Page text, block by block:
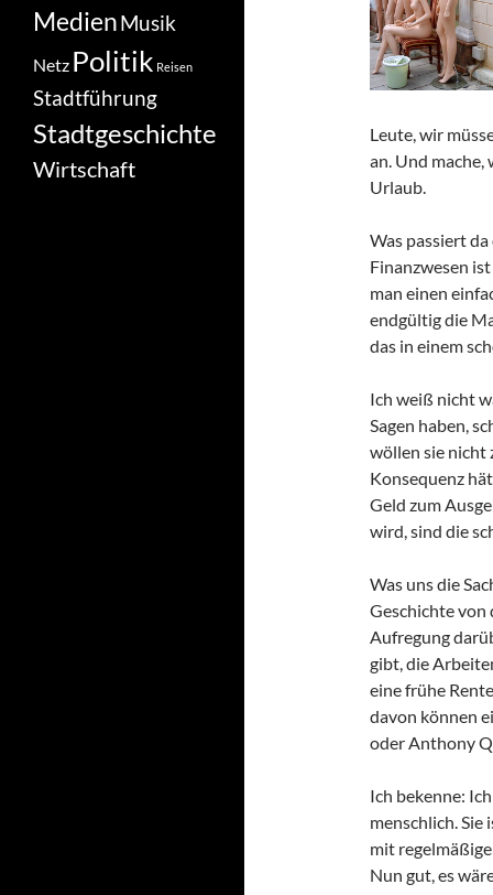
Leute, wir
an. Und
Urlaub.
Was passiert
Finanzwesen
man einen
endgültig die
das in einem
Ich weiß nicht
Sagen haben,
wöllen sie nicht
Konsequenz
Geld zum
wird, sind die
Was uns die
Geschichte von
Aufregung
gibt, die
eine frühe
davon können
oder Anthony
Ich bekenne:
menschlich. Sie
mit
Nun gut, es
MedienMusik
Netz Politik Reisen
Stadtführung
Stadtgeschichte
Wirtschaft